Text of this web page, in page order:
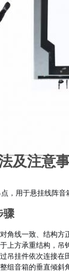
及注意
，用于悬挂线阵音
骤
角线一致、结构方
上方承重结构，吊
吊挂件依次连接在
组音箱的垂直倾斜